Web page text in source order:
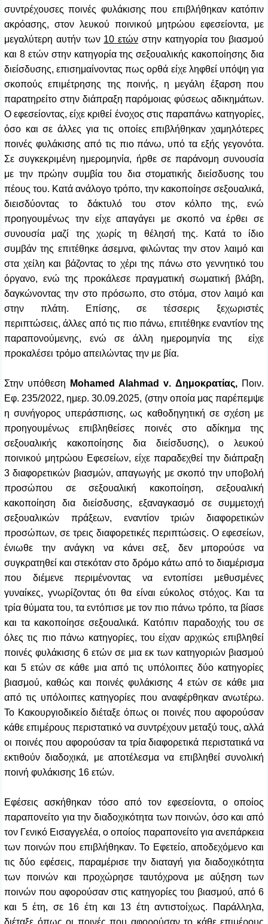
συντρέχουσες ποινές φυλάκισης που επιβλήθηκαν κατόπιν
ακρόασης, στον λευκού ποινικού μητρώου εφεσείοντα, με
μεγαλύτερη αυτήν των 10 ετών στην κατηγορία του βιασμού
και 8 ετών στην κατηγορία της σεξουαλικής κακοποίησης δια
διείσδυσης, επισημαίνοντας πως ορθά είχε ληφθεί υπόψη για
σκοπούς επιμέτρησης της ποινής, η μεγάλη έξαρση που
παρατηρείτο στην διάπραξη παρόμοιας φύσεως αδικημάτων.
Ο εφεσείοντας, είχε κριθεί ένοχος στις παραπάνω κατηγορίες,
όσο και σε άλλες για τις οποίες επιβλήθηκαν χαμηλότερες
ποινές φυλάκισης από τις πιο πάνω, υπό τα εξής γεγονότα.
Σε συγκεκριμένη ημερομηνία, ήρθε σε παράνομη συνουσία
με την πρώην συμβία του δια στοματικής διείσδυσης του
πέους του. Κατά ανάλογο τρόπο, την κακοποίησε σεξουαλικά,
διεισδύοντας το δάκτυλό του στον κόλπο της, ενώ
προηγουμένως την είχε απαγάγει με σκοπό να έρθει σε
συνουσία μαζί της χωρίς τη θέλησή της. Κατά το ίδιο
συμβάν της επιτέθηκε άσεμνα, φιλώντας την στον λαιμό και
στα χείλη και βάζοντας το χέρι της πάνω στο γεννητικό του
όργανο, ενώ της προκάλεσε πραγματική σωματική βλάβη,
δαγκώνοντας την στο πρόσωπο, στο στόμα, στον λαιμό και
στην πλάτη. Επίσης, σε τέσσερις ξεχωριστές
περιπτώσεις, άλλες από τις πιο πάνω, επιτέθηκε εναντίον της
παραπονούμενης, ενώ σε άλλη ημερομηνία της είχε
προκαλέσει τρόμο απειλώντας την με βία.
Στην υπόθεση Mohamed Alahmad v. Δημοκρατίας, Ποιν.
Εφ. 235/2022, ημερ. 30.09.2025, (στην οποία μας παρέπεμψε
η συνήγορος υπεράσπισης, ως καθοδηγητική σε σχέση με
προηγουμένως επιβληθείσες ποινές στο αδίκημα της
σεξουαλικής κακοποίησης δια διείσδυσης),ο
λευκού
ποινικού μητρώου Εφεσείων, είχε παραδεχθεί την διάπραξη
3 διαφορετικών βιασμών, απαγωγής με σκοπό την υποβολή
προσώπου σε σεξουαλική κακοποίηση, σεξουαλική
κακοποίηση δια διείσδυσης, εξαναγκασμό σε συμμετοχή
σεξουαλικών πράξεων, εναντίον τριών διαφορετικών
προσώπων, σε τρεις διαφορετικές περιπτώσεις. Ο εφεσείων,
ένιωθε την ανάγκη να κάνει σεξ, δεν μπορούσε να
συγκρατηθεί και στεκόταν στο δρόμο κάτω από το διαμέρισμα
που διέμενε περιμένοντας να εντοπίσει μεθυσμένες
γυναίκες, γνωρίζοντας ότι θα είναι εύκολος στόχος. Και τα
τρία θύματα του, τα εντόπισε με τον πιο πάνω τρόπο, τα βίασε
και τα κακοποίησε σεξουαλικά. Κατόπιν παραδοχής του σε
όλες τις πιο πάνω κατηγορίες, του είχαν αρχικώς επιβληθεί
ποινές φυλάκισης 6 ετών σε μια εκ των κατηγοριών βιασμού
και 5 ετών σε κάθε μια από τις υπόλοιπες δύο κατηγορίες
βιασμού, καθώς και ποινές φυλάκισης 4 ετών σε κάθε μια
από τις υπόλοιπες κατηγορίες που αναφέρθηκαν ανωτέρω.
Το Κακουργιοδικείο διέταξε όπως οι ποινές που αφορούσαν
κάθε επιμέρους περιστατικό να συντρέχουν μεταξύ τους, αλλά
οι ποινές που αφορούσαν τα τρία διαφορετικά περιστατικά να
εκτιθούν διαδοχικά, με αποτέλεσμα να επιβληθεί συνολική
ποινή φυλάκισης 16 ετών.
Εφέσεις ασκήθηκαν τόσο
από τον εφεσείοντα, ο οποίος
παραπονείτο για την διαδοχικότητα των ποινών, όσο και από
τον Γενικό Εισαγγελέα, ο οποίος παραπονείτο για ανεπάρκεια
των ποινών που επιβλήθηκαν. Το Εφετείο, αποδεχόμενο και
τις δύο εφέσεις, παραμέρισε την διαταγή για διαδοχικότητα
των ποινών και προχώρησε ταυτόχρονα με αύξηση των
ποινών που αφορούσαν στις κατηγορίες του βιασμού, από 6
και 5 έτη, σε 16 έτη και 13 έτη αντιστοίχως.
Παράλληλα,
διέταξε όπως οι ποινές που αφορούσαν το κάθε επιμέρους